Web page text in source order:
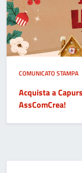
COMUNICATO STAMPA
Acquista a
AssComCrea!